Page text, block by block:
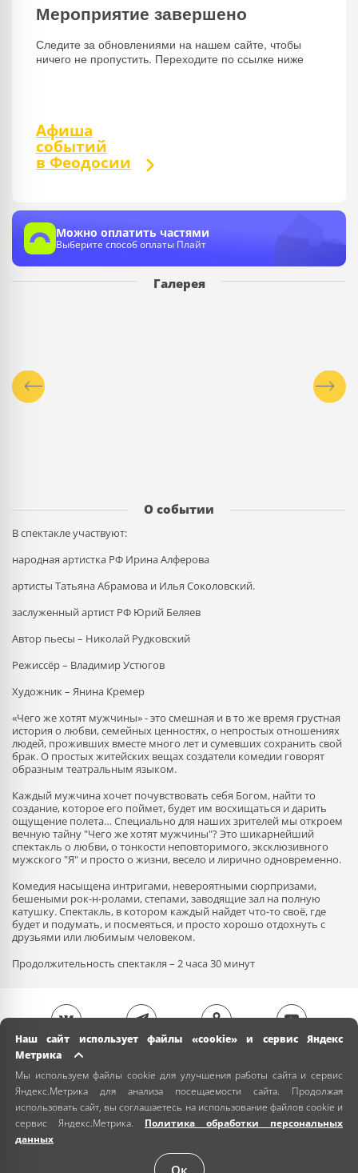
Мероприятие завершено
Следите за обновлениями на нашем сайте, чтобы
ничего не пропустить. Переходите по ссылке ниже
Афиша
событий
в Феодосии
Можно оплатить частями
Выберите способ оплаты Плайт
Галерея
О событии
В спектакле участвуют:
народная артистка РФ Ирина Алферова
артисты Татьяна Абрамова и Илья Соколовский.
заслуженный артист РФ Юрий Беляев
Автор пьесы – Николай Рудковский
Режиссёр – Владимир Устюгов
Художник – Янина Кремер
«Чего же хотят мужчины» - это смешная и в то же время грустная
история о любви, семейных ценностях, о непростых отношениях
людей, проживших вместе много лет и сумевших сохранить свой
брак. О простых житейских вещах создатели комедии говорят
образным театральным языком.
Каждый мужчина хочет почувствовать себя Богом, найти то
создание, которое его поймет, будет им восхищаться и дарить
ощущение полета… Специально для наших зрителей мы откроем
вечную тайну "Чего же хотят мужчины"? Это шикарнейший
спектакль о любви, о тонкости неповторимого, эксклюзивного
мужского "Я" и просто о жизни, весело и лирично одновременно.
Комедия насыщена интригами, невероятными сюрпризами,
бешеными рок-н-ролами, степами, заводящие зал на полную
катушку. Спектакль, в котором каждый найдет что-то своё, где
будет и подумать, и посмеяться, и просто хорошо отдохнуть с
друзьями или любимым человеком.
Продолжительность спектакля – 2 часа 30 минут
Наш сайт использует файлы «cookie» и сервис Яндекс
Метрика
Мы используем файлы cookie для улучшения работы сайта и сервис
Яндекс.Метрика для анализа посещаемости сайта. Продолжая
использовать сайт, вы соглашаетесь на использование файлов cookie и
сервис Яндекс.Метрика. Политика обработки персональных
данных
Ок